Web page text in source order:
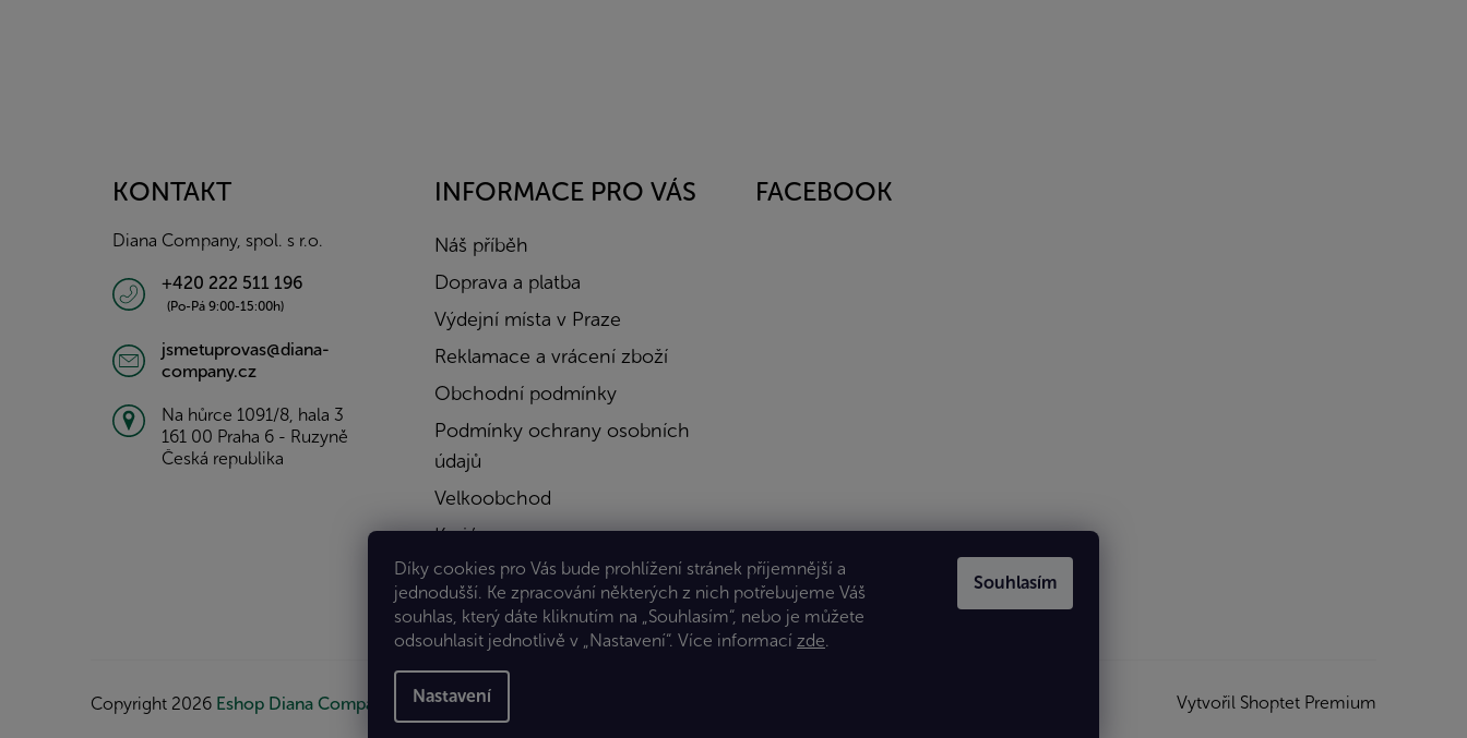
Díky cookies pro Vás bude prohlížení stránek příjemnější a
jednodušší. Ke zpracování některých z nich potřebujeme Váš
souhlas, který dáte kliknutím na „Souhlasím“, nebo je můžete
odsouhlasit jednotlivě v „Nastavení“. Více informací zde.
Nastavení
Souhlasím
KONTAKT
Diana Company, spol. s r.o.
+420 222 511 196
(Po-Pá 9:00-15:00h)
jsmetuprovas@diana-
company.cz
Na hůrce 1091/8, hala 3
161 00 Praha 6 - Ruzyně
Česká republika
INFORMACE PRO VÁS
Náš příběh
Doprava a platba
Výdejní místa v Praze
Reklamace a vrácení zboží
Obchodní podmínky
Podmínky ochrany osobních
údajů
Velkoobchod
Kariéra
Kontakty
FACEBOOK
Vytvořil Shoptet Premium
Copyright 2026 Eshop Diana Company, spol. s r.o.. Všechna práva vyhrazena.